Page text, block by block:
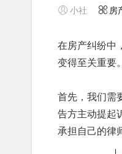
小社 房
在房产纠纷中
变得至关重要
首先，我们需
告方主动提起
承担自己的律